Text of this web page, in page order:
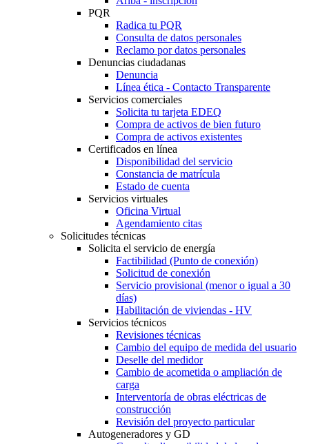
PQR
Radica tu PQR
Consulta de datos personales
Reclamo por datos personales
Denuncias ciudadanas
Denuncia
Línea ética - Contacto Transparente
Servicios comerciales
Solicita tu tarjeta EDEQ
Compra de activos de bien futuro
Compra de activos existentes
Certificados en línea
Disponibilidad del servicio
Constancia de matrícula
Estado de cuenta
Servicios virtuales
Oficina Virtual
Agendamiento citas
Solicitudes técnicas
Solicita el servicio de energía
Factibilidad (Punto de conexión)
Solicitud de conexión
Servicio provisional (menor o igual a 30
días)
Habilitación de viviendas - HV
Servicios técnicos
Revisiones técnicas
Cambio del equipo de medida del usuario
Deselle del medidor
Cambio de acometida o ampliación de
carga
Interventoría de obras eléctricas de
construcción
Revisión del proyecto particular
Autogeneradores y GD